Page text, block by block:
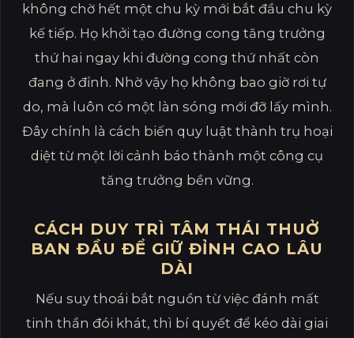
không chờ hết một chu kỳ mới bắt đầu chu kỳ
kế tiếp. Họ khởi tạo đường cong tăng trưởng
thứ hai ngay khi đường cong thứ nhất còn
đang ở đỉnh. Nhờ vậy họ không bao giờ rơi tự
do, mà luôn có một làn sóng mới đỡ lấy mình.
Đây chính là cách biến quy luật thành trụ hoại
diệt từ một lời cảnh báo thành một công cụ
tăng trưởng bền vững.
CÁCH DUY TRÌ TÂM THÁI THUỞ
BAN ĐẦU ĐỂ GIỮ ĐỈNH CAO LÂU
DÀI
Nếu suy thoái bắt nguồn từ việc đánh mất
tinh thần đói khát, thì bí quyết để kéo dài giai